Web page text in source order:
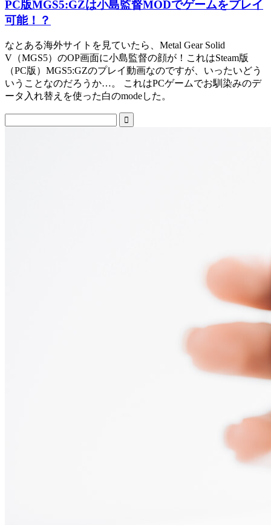
PC版MGS5:GZは小島監督MODでゲームをプレイ
可能！？
なとある海外サイトを見ていたら、Metal Gear Solid
V（MGS5）のOP画面に小島監督の顔が！これはSteam版
（PC版）MGS5:GZのプレイ動画なのですが、いったいどう
いうことなのだろうか…。 これはPCゲームでお馴染みのデ
ータ入れ替えを使った白のmodeした。